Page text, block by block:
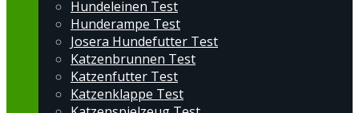
Hundeleinen Test
Hunderampe Test
Josera Hundefutter Test
Katzenbrunnen Test
Katzenfutter Test
Katzenklappe Test